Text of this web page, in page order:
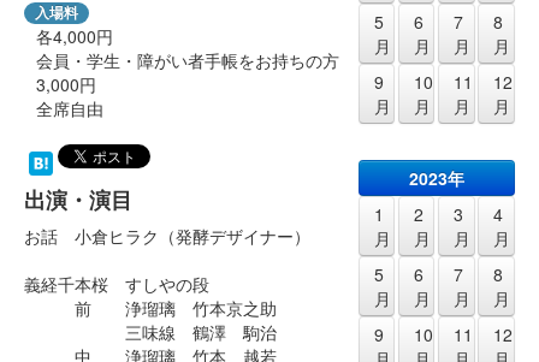
入場料
各4,000円
会員・学生・障がい者手帳をお持ちの方
3,000円
全席自由
出演・演目
お話 小倉ヒラク（発酵デザイナー）
義経千本桜 すしやの段
前 浄瑠璃 竹本京之助
三味線 鶴澤 駒治
中 浄瑠璃 竹本 越若
5
月
6
月
7
月
8
月
9
月
10
月
11
月
12
月
2023年
1
月
2
月
3
月
4
月
5
月
6
月
7
月
8
月
9
10
11
12